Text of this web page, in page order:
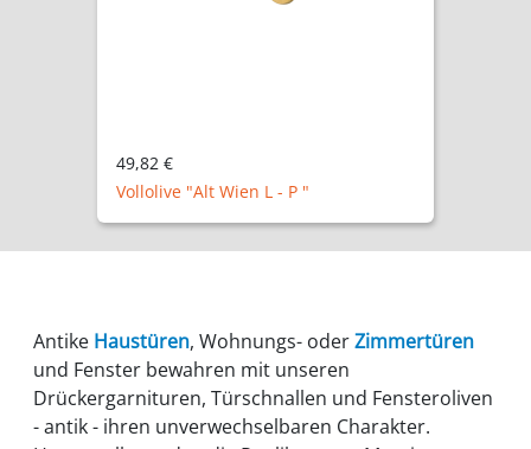
49,82 €
Vollolive "Alt Wien L - P "
Antike Haustüren, Wohnungs- oderZimmertüren
und Fenster bewahren mit unseren
Drückergarnituren, Türschnallen und Fensteroliven
- antik - ihren unverwechselbaren Charakter.